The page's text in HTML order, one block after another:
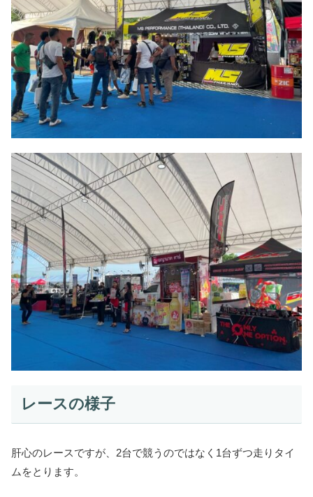
レースの様子
肝心のレースですが、2台で競うのではなく1台ずつ走りタイ
ムをとります。